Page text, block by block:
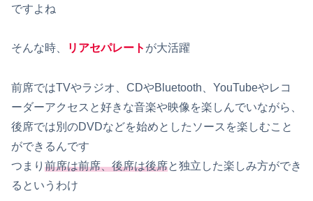
ですよね
そんな時、 リアセパレート が大活躍
前席ではTVやラジオ、CDやBluetooth、YouTubeやレコ
ーダーアクセスと好きな音楽や映像を楽しんでいながら、
後席では別のDVDなどを始めとしたソースを楽しむこと
ができるんです
つまり 前席は前席、後席は後席と独立した楽しみ方ができ
るというわけ